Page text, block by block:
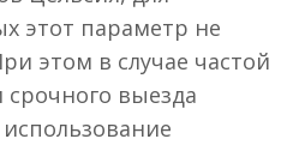
этот параметр не
этом в случае частой
выезда